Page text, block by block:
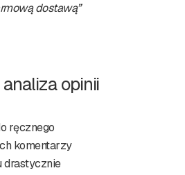
dostawą”
opinii
ręcznego
komentarzy
drastycznie